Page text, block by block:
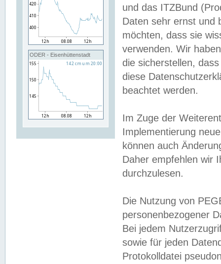
ODER - Eisenhüttenstadt
und das ITZBund
Daten sehr ernst und
möchten, dass sie
verwenden. Wir
die sicherstellen,
diese
beachtet werden.
Im Zuge der
Implementierung
können auch
Daher empfehlen wir
durchzulesen.
Die Nutzung von
personenbezogener
Bei jedem
sowie für jeden
Protokolldatei